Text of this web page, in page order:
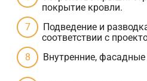
покрытие кровли.
Подведение и
соответствии с
Внутренние,